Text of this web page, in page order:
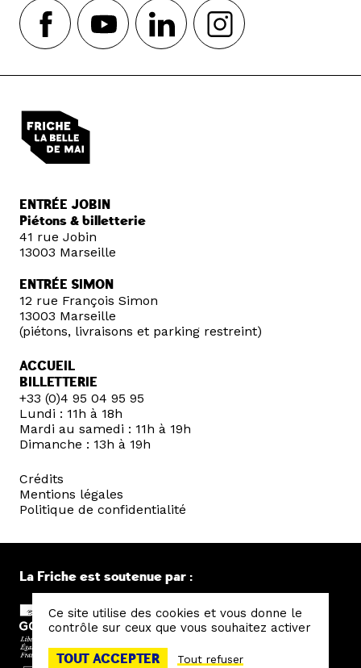
ENTRÉE JOBIN
Piétons & billetterie
41 rue Jobin
13003 Marseille
ENTRÉE SIMON
12 rue François Simon
13003 Marseille
(piétons, livraisons et parking restreint)
ACCUEIL
BILLETTERIE
+33 (0)4 95 04 95 95
Lundi : 11h à 18h
Mardi au samedi : 11h à 19h
Dimanche : 13h à 19h
Crédits
Mentions légales
Politique de confidentialité
La Friche est soutenue par :
Ce site utilise des cookies et vous donne le
contrôle sur ceux que vous souhaitez activer
TOUT ACCEPTER Tout refuser